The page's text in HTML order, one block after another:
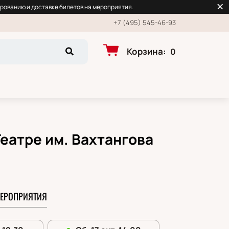
и доставке билетов на мероприятия.
+7 (495) 545-46-93
Корзина: 0
им. Вахтангова